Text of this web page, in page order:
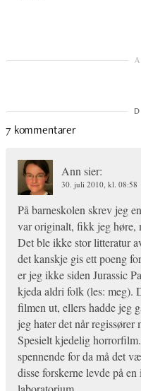
7 kommentarer
Ann sier:
30. juli 2010, kl. 08:58
På barneskolen skrev jeg
var originalt, fikk jeg høre,
Det ble ikke stor litteratur
det kanskje gis ett poeng
er jeg ikke siden Jurassic
kjeda aldri folk (les: meg).
filmen ut, ellers hadde jeg
jeg hater det når
Spesielt kjedelig
spennende for da må det
disse forskerne levde på